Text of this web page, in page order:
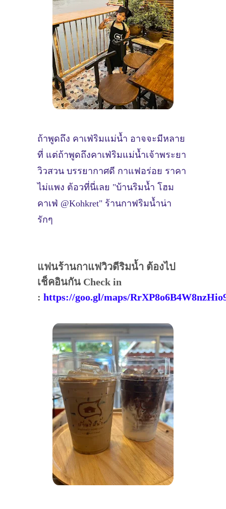
ถ้าพูดถึง คาเฟ่ริมแม่น้ำ อาจจะมีหลาย
ที่ แต่ถ้าพูดถึงคาเฟ่ริมแม่น้ำเจ้าพระยา
วิวสวน บรรยากาศดี กาแฟอร่อย ราคา
ไม่แพง ต้อวที่นี่เลย "บ้านริมน้ำ โฮม
คาเฟ่ @Kohkret" ร้านกาฟริมน้ำน่า
รักๆ
แฟนร้านกาแฟวิวดีริมน้ำ ต้องไป
เช็คอินกัน Check in
: https://goo.gl/maps/